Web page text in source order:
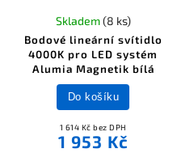
Bodové lineární svítidlo
4000K pro LED systém
Alumia Magnetik bílá
Skladem(8 ks)
1 614 Kč bez DPH
1 953 Kč
Do košíku